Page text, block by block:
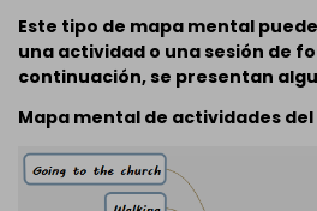
Este tipo de mapa mental
una actividad o una sesión de
continuación, se presentan
Mapa mental de actividades